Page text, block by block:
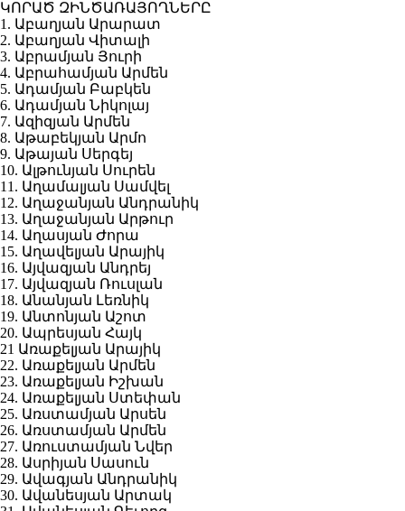
ԿՈՐԱԾ ԶԻՆԾԱՌԱՅՈՂՆԵՐԸ
1. Աբաղյան Արարատ
2. Աբաղյան Վիտալի
3. Աբրամյան Յուրի
4. Աբրահամյան Արմեն
5. Ադամյան Բաբկեն
6. Ադամյան Նիկոլայ
7. Ազիզյան Արմեն
8. Աթաբեկյան Արմո
9. Աթայան Սերգեյ
10. Ալթունյան Սուրեն
11. Աղամալյան Սամվել
12. Աղաջանյան Անդրանիկ
13. Աղաջանյան Արթուր
14. Աղասյան Ժորա
15. Աղավելյան Արայիկ
16. Այվազյան Անդրեյ
17. Այվազյան Ռուսլան
18. Անանյան Լեռնիկ
19. Անտոնյան Աշոտ
20. Ապրեսյան Հայկ
21 Առաքելյան Արայիկ
22. Առաքելյան Արմեն
23. Առաքելյան Իշխան
24. Առաքելյան Ստեփան
25. Առստամյան Արսեն
26. Առստամյան Արմեն
27. Առուստամյան Նվեր
28. Ասրիյան Սասուն
29. Ավագյան Անդրանիկ
30. Ավանեսյան Արտակ